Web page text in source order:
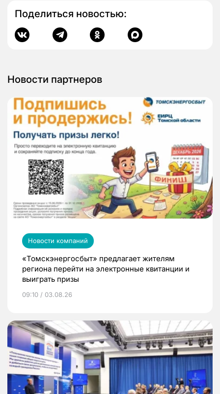
Поделиться новостью:
Новости партнеров
Новости компаний
«Томскэнергосбыт» предлагает жителям
региона перейти на электронные квитанции и
выиграть призы
09:10 / 03.08.26